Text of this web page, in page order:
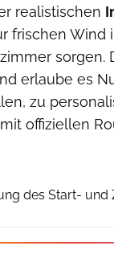
realistischen
frischen Wind
sorgen.
erlaube es
zu
offiziellen
des Start-